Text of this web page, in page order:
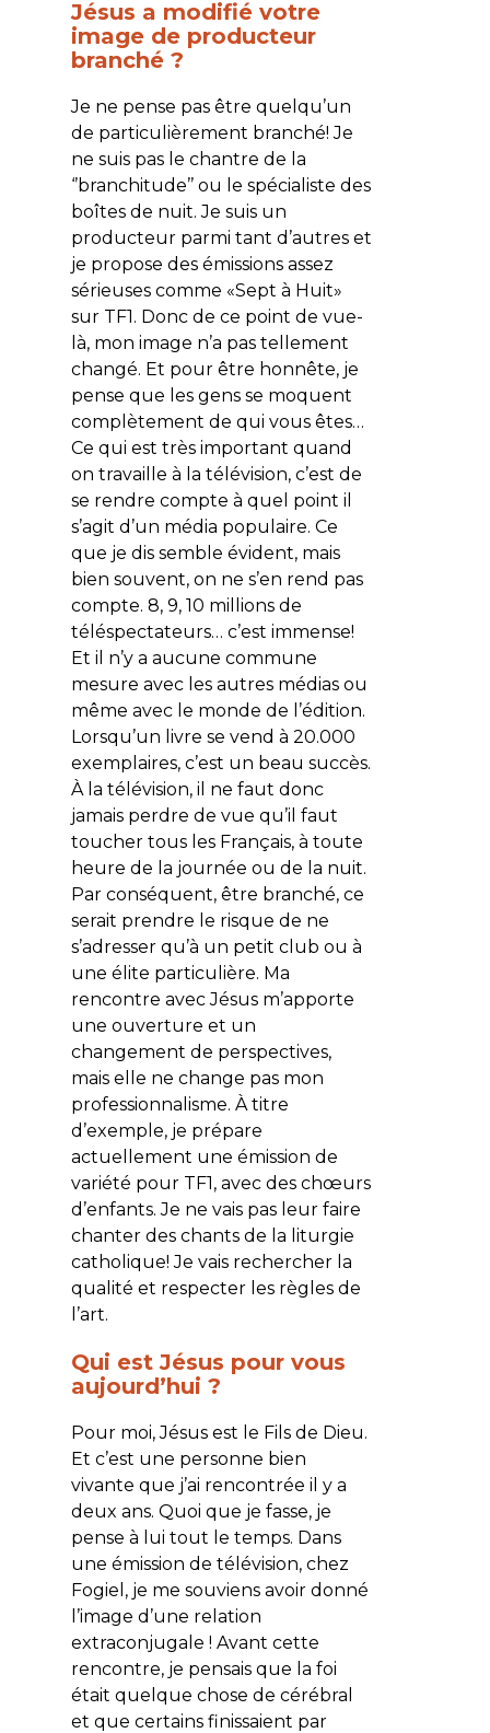
Jésus a modifié votre
image de producteur
branché ?
Je ne pense pas être quelqu’un
de particulièrement branché! Je
ne suis pas le chantre de la
‘’branchitude’’ ou le spécialiste des
boîtes de nuit. Je suis un
producteur parmi tant d’autres et
je propose des émissions assez
sérieuses comme «Sept à Huit»
sur TF1. Donc de ce point de vue-
là, mon image n’a pas tellement
changé. Et pour être honnête, je
pense que les gens se moquent
complètement de qui vous êtes…
Ce qui est très important quand
on travaille à la télévision, c’est de
se rendre compte à quel point il
s’agit d’un média populaire. Ce
que je dis semble évident, mais
bien souvent, on ne s’en rend pas
compte. 8, 9, 10 millions de
téléspectateurs… c’est immense!
Et il n’y a aucune commune
mesure avec les autres médias ou
même avec le monde de l’édition.
Lorsqu’un livre se vend à 20.000
exemplaires, c’est un beau succès.
À la télévision, il ne faut donc
jamais perdre de vue qu’il faut
toucher tous les Français, à toute
heure de la journée ou de la nuit.
Par conséquent, être branché, ce
serait prendre le risque de ne
s’adresser qu’à un petit club ou à
une élite particulière. Ma
rencontre avec Jésus m’apporte
une ouverture et un
changement de perspectives,
mais elle ne change pas mon
professionnalisme. À titre
d’exemple, je prépare
actuellement une émission de
variété pour TF1, avec des chœurs
d’enfants. Je ne vais pas leur faire
chanter des chants de la liturgie
catholique! Je vais rechercher la
qualité et respecter les règles de
l’art.
Qui est Jésus pour vous
aujourd’hui ?
Pour moi, Jésus est le Fils de Dieu.
Et c’est une personne bien
vivante que j’ai rencontrée il y a
deux ans. Quoi que je fasse, je
pense à lui tout le temps. Dans
une émission de télévision, chez
Fogiel, je me souviens avoir donné
l’image d’une relation
extraconjugale ! Avant cette
rencontre, je pensais que la foi
était quelque chose de cérébral
et que certains finissaient par